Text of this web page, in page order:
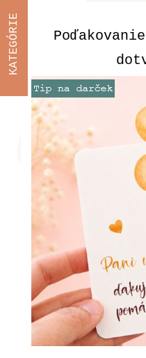
KATEGÓRIE